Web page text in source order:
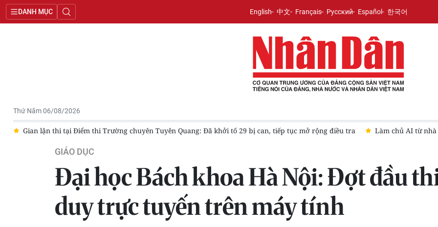
DANH MỤC English 中文 Français Русский Español 한국어
Thứ Năm 06/08/2026
Gian lận thi tại Điểm thi Trường chuyên Tuyên Quang: Đã khởi tố 29 bị can, tiếp tục mở rộng điều tra Làm chủ AI từ
GIÁO DỤC
Đại học Bách khoa Hà Nội: Đợt đầu
duy trực tuyến trên máy tính